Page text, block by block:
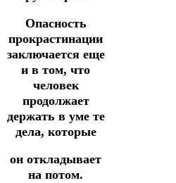
Опасность
прокрастинации
заключается еще
и в том, что
человек
продолжает
держать в уме те
дела, которые
он откладывает
на потом.